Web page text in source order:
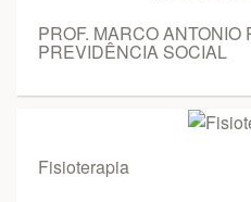
PROF. MARCO ANTONIO
PREVIDÊNCIA SOCIAL
Fisioterapia